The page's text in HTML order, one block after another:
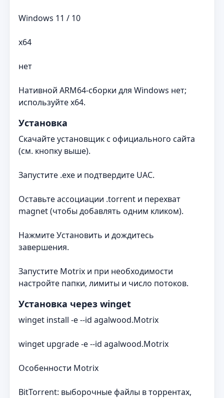
Windows 11 / 10
x64
нет
Нативной ARM64-сборки для Windows нет;
используйте x64.
Установка
Скачайте установщик с официального сайта
(см. кнопку выше).
Запустите .exe и подтвердите UAC.
Оставьте ассоциации .torrent и перехват
magnet (чтобы добавлять одним кликом).
Нажмите Установить и дождитесь
завершения.
Запустите Motrix и при необходимости
настройте папки, лимиты и число потоков.
Установка через winget
winget install -e --id agalwood.Motrix
winget upgrade -e --id agalwood.Motrix
Особенности Motrix
BitTorrent: выборочные файлы в торрентах,